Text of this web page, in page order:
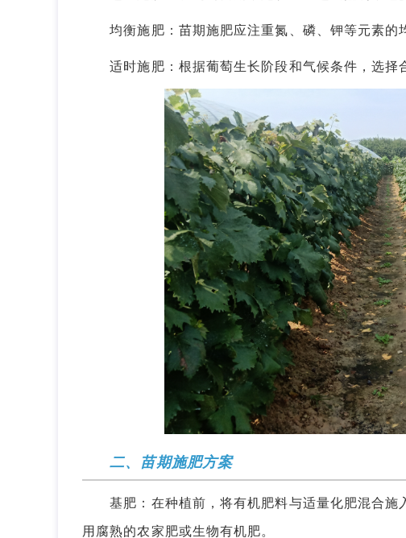
均衡施肥：苗期施肥应注重氮、磷、钾等元素的
适时施肥：根据葡萄生长阶段和气候条件，选择
二、苗期施肥方案
基肥：在种植前，将有机肥料与适量化肥混合施
用腐熟的农家肥或生物有机肥。